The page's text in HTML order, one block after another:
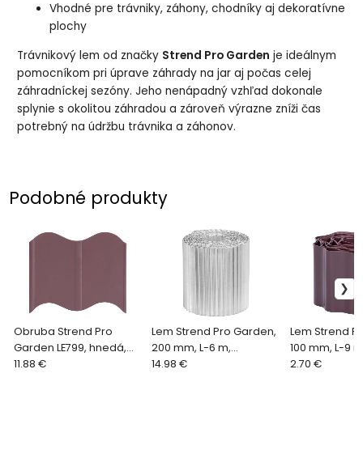
Vhodné pre trávniky, záhony, chodníky aj dekoratívne
plochy
Trávnikový lem od značky Strend Pro Garden je ideálnym
pomocníkom pri úprave záhrady na jar aj počas celej
záhradníckej sezóny. Jeho nenápadný vzhľad dokonale
splynie s okolitou záhradou a zároveň výrazne zníži čas
potrebný na údržbu trávnika a záhonov.
Podobné produkty
Obruba Strend Pro
Garden LE799, hnedá,
120 mm, plastová, 32
11.88 €
Lem Strend Pro Garden,
200 mm, L-6 m,
trávnikový, kovový
14.98 €
Lem Strend
100 mm, L-9
trávnikový,
2.70 €